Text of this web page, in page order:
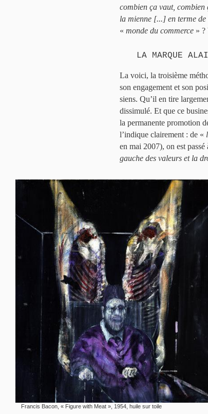
combien ça vaut, combien
la mienne [...] en terme
« monde du commerce » ?
LA MARQUE
La voici, la troisième
son engagement et son
siens. Qu’il en tire
dissimulé. Et que ce
la permanente promotion
l’indique clairement : de «
en mai 2007), on est passé
gauche des valeurs et la
Francis Bacon, « Figure with Meat », 1954, huile sur toile